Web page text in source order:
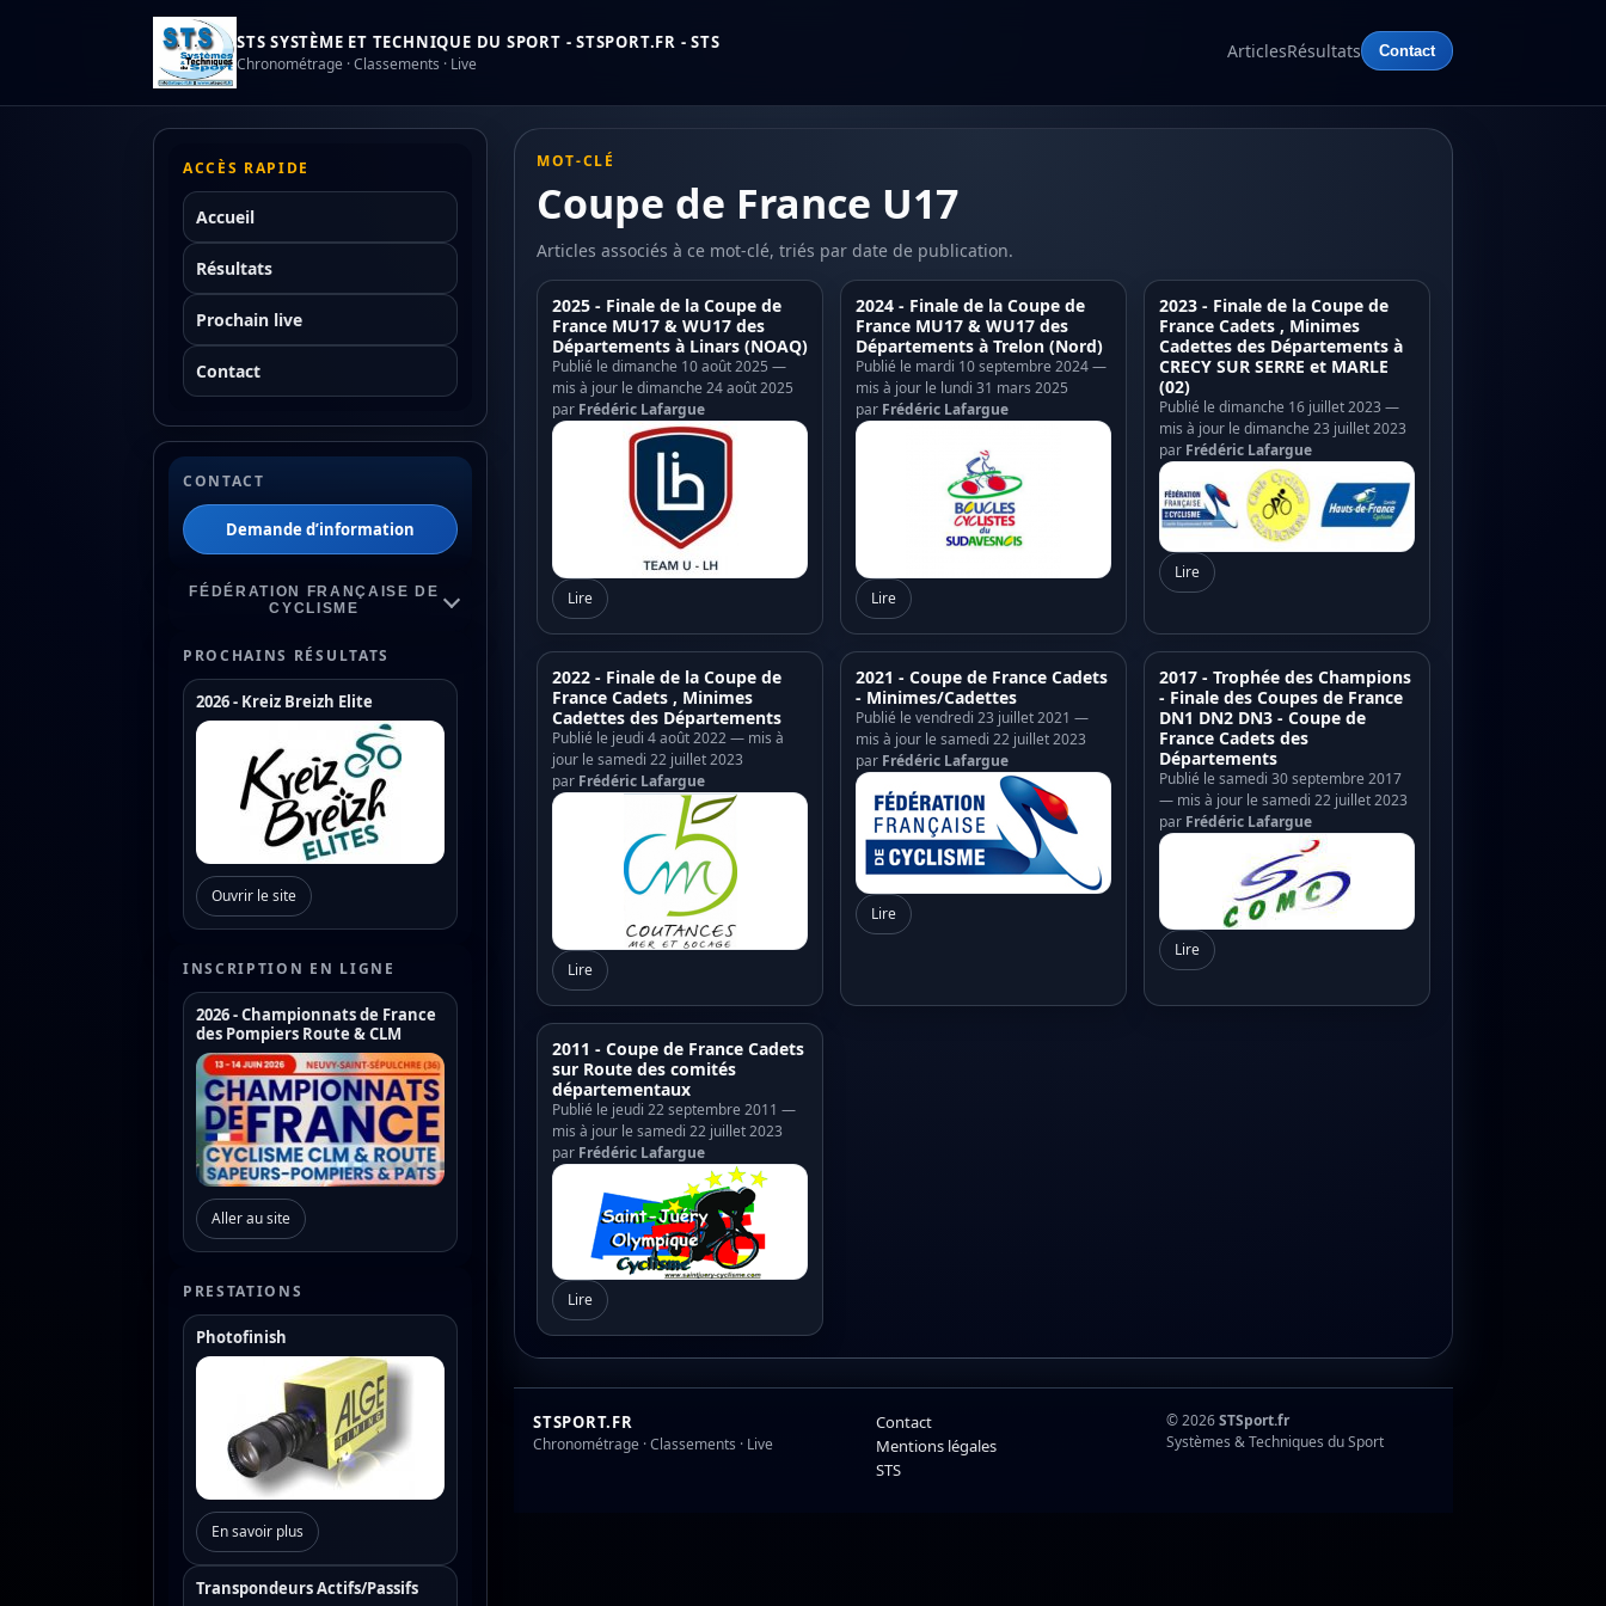
STS SYSTÈME ET TECHNIQUE DU SPORT - STSPORT.FR - STS
Chronométrage · Classements · Live
ArticlesRésultats Contact
ACCÈS RAPIDE
Accueil
Résultats
Prochain live
Contact
CONTACT
Demande d’information
FÉDÉRATION FRANÇAISE DE
CYCLISME
Championnats de France
Coupe de France Cyclo Cross
Coupe de France N1
Coupe de France N2
Coupe de France N3
Coupe de France U17
Coupe de France U19
Trophée de France
PROCHAINS RÉSULTATS
2026 - Kreiz Breizh Elite
Ouvrir le site
INSCRIPTION EN LIGNE
2026 - Championnats de France
des Pompiers Route & CLM
Aller au site
PRESTATIONS
Photofinish
En savoir plus
Transpondeurs Actifs/Passifs
MOT-CLÉ
Coupe de France U17
Articles associés à ce mot-clé, triés par date de publication.
2025 - Finale de la Coupe de
France MU17 & WU17 des
Départements à Linars (NOAQ)
Publié le dimanche 10 août 2025 —
mis à jour le dimanche 24 août 2025
par Frédéric Lafargue
Lire
2024 - Finale de la Coupe de
France MU17 & WU17 des
Départements à Trelon (Nord)
Publié le mardi 10 septembre 2024 —
mis à jour le lundi 31 mars 2025
par Frédéric Lafargue
Lire
2023 - Finale de la Coupe de
France Cadets , Minimes
Cadettes des Départements à
CRECY SUR SERRE et MARLE
(02)
Publié le dimanche 16 juillet 2023 —
mis à jour le dimanche 23 juillet 2023
par Frédéric Lafargue
Lire
2022 - Finale de la Coupe de
France Cadets , Minimes
Cadettes des Départements
Publié le jeudi 4 août 2022 — mis à
jour le samedi 22 juillet 2023
par Frédéric Lafargue
Lire
2021 - Coupe de France Cadets
- Minimes/Cadettes
Publié le vendredi 23 juillet 2021 —
mis à jour le samedi 22 juillet 2023
par Frédéric Lafargue
Lire
2017 - Trophée des Champions
- Finale des Coupes de France
DN1 DN2 DN3 - Coupe de
France Cadets des
Départements
Publié le samedi 30 septembre 2017
— mis à jour le samedi 22 juillet 2023
par Frédéric Lafargue
Lire
2011 - Coupe de France Cadets
sur Route des comités
départementaux
Publié le jeudi 22 septembre 2011 —
mis à jour le samedi 22 juillet 2023
par Frédéric Lafargue
Lire
STSPORT.FR
Chronométrage · Classements · Live
Contact
Mentions légales
STS
© 2026STSport.fr
Systèmes & Techniques du Sport